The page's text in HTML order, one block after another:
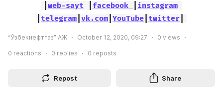
web-sayt facebook
instagram
telegram |vk.com |YouTube twitter
“Ўзбекнефтгаз” АЖ October 12, 2020, 09:27 0 views
0 reactions 0 replies 0 reposts
Repost Share